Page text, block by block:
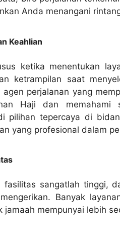
Anda menangani
Keahlian
ketika menentukan
ketrampilan saat
perjalanan yang
Haji dan
pilihan tepercaya di
yang profesional dalam
fasilitas sangatlah tinggi,
Banyak
jamaah mempunyai lebih